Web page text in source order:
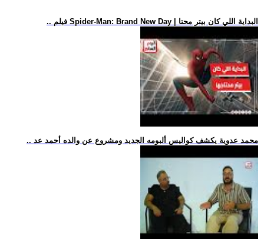
.. فيلم Spider-Man: Brand New Day | البداية اللي كان بيتر محتا
.. محمد عدوية يكشف كواليس ألبومه الجديد ومشروع عن والده أحمد عد